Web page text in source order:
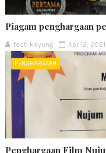
Piagam penghargaan
tacb kayong Apr 12, 2021
PENGHARGAAN
Penghargaan Film